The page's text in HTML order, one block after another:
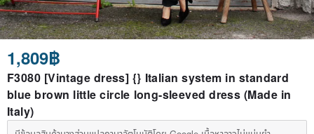
1,809฿
F3080 [Vintage dress] {} Italian system in standard
blue brown little circle long-sleeved dress (Made in
Italy)